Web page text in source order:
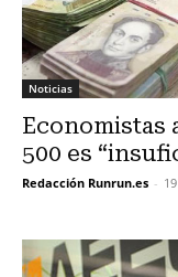
Noticias
Economistas
500 es
Redacción Runrun.es -